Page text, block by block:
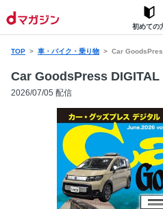
初めての
TOP 車・バイク・乗り物 Car
Car GoodsPress DIGITAL
2026/07/05 配信